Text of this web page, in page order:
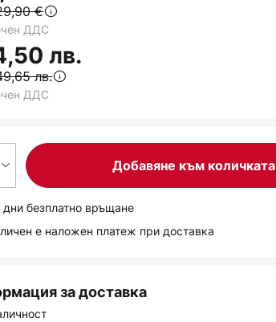
€
лв.
лв.
ДДС
ДДС
Добавяне към количката
дни безплатно връщане
е наложен платеж при доставка
за доставка